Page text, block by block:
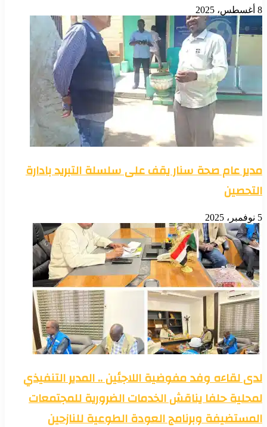
8 أغسطس، 2025
مدير عام صحة سنار يقف على سلسلة التبريد بادارة
التحصين
5 نوفمبر، 2025
لدى لقاءه وفد مفوضية اللاجئين .. المدير التنفيذي
لمحلية حلفا يناقش الخدمات الضرورية للمجتمعات
المستضيفة وبرنامج العودة الطوعية للنازحين